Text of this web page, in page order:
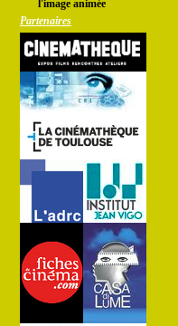
l'image animée
Partenaires